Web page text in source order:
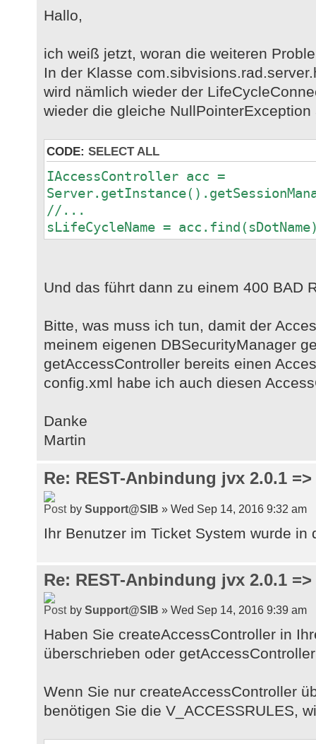
Hallo,
ich weiß jetzt, woran die weiteren
In der Klasse
wird nämlich wieder der
wieder die gleiche NullPointerException
CODE: SELECT ALL
IAccessController acc =
//...
sLifeCycleName =
Und das führt dann zu einem 400 BAD
Bitte, was muss ich tun, damit der
meinem eigenen DBSecurityManager
getAccessController bereits einen
config.xml habe ich auch diesen
Danke
Martin
Re: REST-Anbindung jvx 2.0.1 =>
by Support@SIB » Wed Sep 14, 2016 9:32 am
Ihr Benutzer im Ticket System wurde in
Re: REST-Anbindung jvx 2.0.1 =>
by Support@SIB » Wed Sep 14, 2016 9:39 am
Haben Sie createAccessController in
überschrieben oder
Wenn Sie nur createAccessController
benötigen Sie die V_ACCESSRULES,